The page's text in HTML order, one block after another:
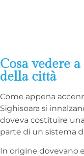
Cosa vedere
della città
Come appena
Sighisoara si
doveva costituire
parte di un sistema
In origine dovevano